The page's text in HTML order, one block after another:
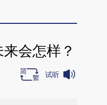
会怎样？
试听